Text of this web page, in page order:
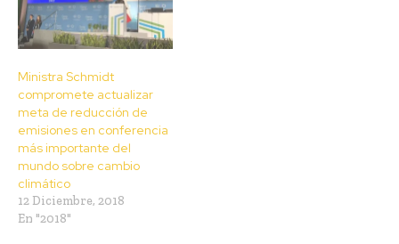
Ministra Schmidt
compromete actualizar
meta de reducción de
emisiones en conferencia
más importante del
mundo sobre cambio
climático
12 Diciembre, 2018
En "2018"